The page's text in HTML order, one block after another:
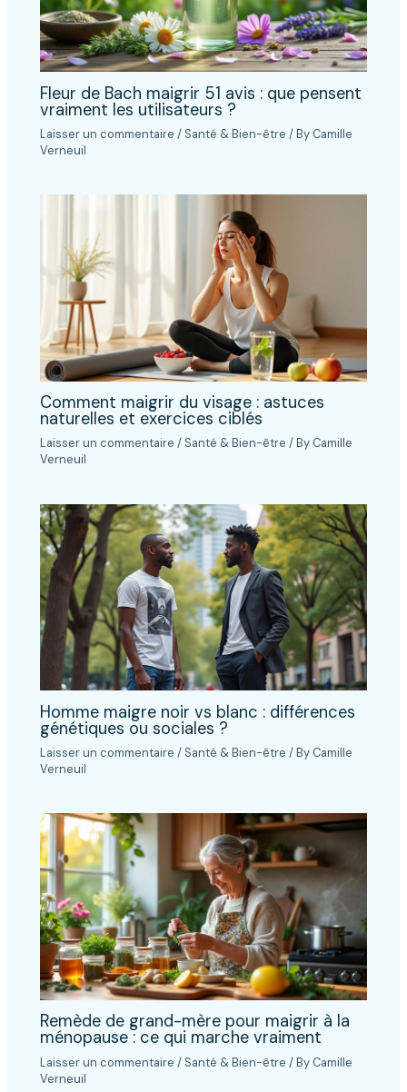
Fleur de Bach maigrir 51 avis : que pensent
vraiment les utilisateurs ?
Laisser un commentaire / Santé & Bien-être / By Camille
Verneuil
Comment maigrir du visage : astuces
naturelles et exercices ciblés
Laisser un commentaire / Santé & Bien-être / By Camille
Verneuil
Homme maigre noir vs blanc : différences
génétiques ou sociales ?
Laisser un commentaire / Santé & Bien-être / By Camille
Verneuil
Remède de grand-mère pour maigrir à la
ménopause : ce qui marche vraiment
Laisser un commentaire / Santé & Bien-être / By Camille
Verneuil